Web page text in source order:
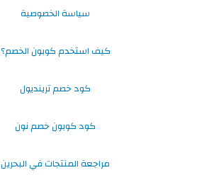
سياسة الخصوصية
كيف استخدم كوبون الخصم؟
كود خصم ترينديول
كود كوبون خصم نون
مراجعة المنتجات في البحرين